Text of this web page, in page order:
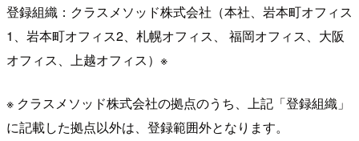
登録組織：クラスメソッド株式会社（本社、岩本町オフィス
1、岩本町オフィス2、札幌オフィス、 福岡オフィス、大阪
オフィス、上越オフィス）※
※ クラスメソッド株式会社の拠点のうち、上記「登録組織」
に記載した拠点以外は、登録範囲外となります。